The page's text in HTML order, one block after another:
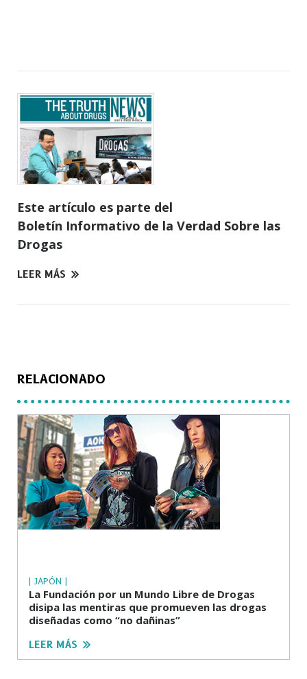
Este artículo es parte del
Boletín Informativo de la Verdad Sobre las
Drogas
LEER MÁS
RELACIONADO
| JAPÓN |
La Fundación por un Mundo Libre de Drogas
disipa las mentiras que promueven las drogas
diseñadas como “no dañinas”
LEER MÁS